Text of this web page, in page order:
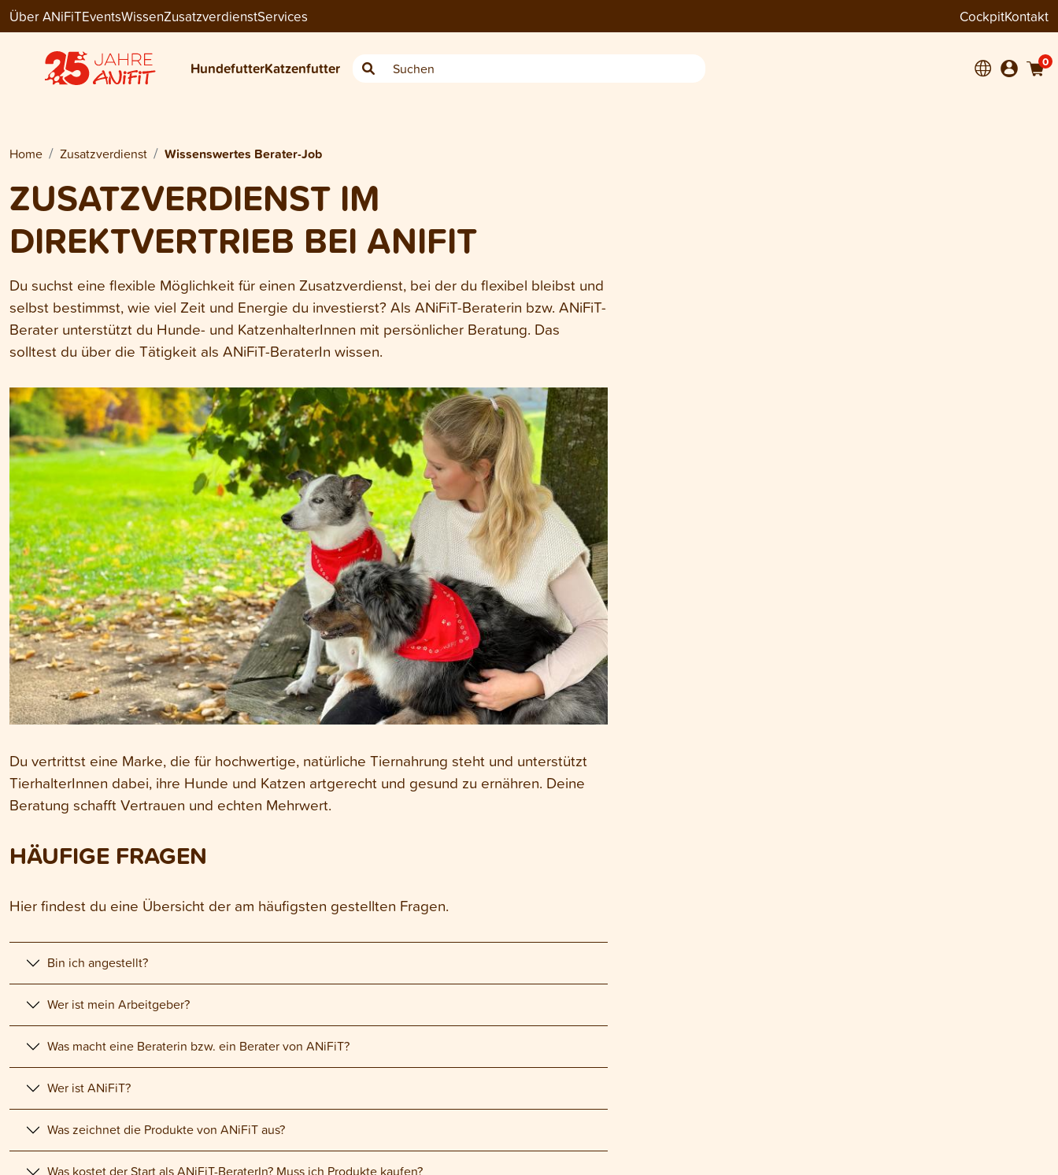
Über ANiFiTEventsWissenZusatzverdienstServices CockpitKontakt
HundefutterKatzenfutter 0
Home Zusatzverdienst Wissenswertes Berater-Job
ZUSATZVERDIENST IM
DIREKTVERTRIEB BEI ANIFIT
Du suchst eine flexible Möglichkeit für einen Zusatzverdienst, bei der du flexibel bleibst und
selbst bestimmst, wie viel Zeit und Energie du investierst? Als ANiFiT-Beraterin bzw. ANiFiT-
Berater unterstützt du Hunde- und KatzenhalterInnen mit persönlicher Beratung. Das
solltest du über die Tätigkeit als ANiFiT-BeraterIn wissen.
Du vertrittst eine Marke, die für hochwertige, natürliche Tiernahrung steht und unterstützt
TierhalterInnen dabei, ihre Hunde und Katzen artgerecht und gesund zu ernähren. Deine
Beratung schafft Vertrauen und echten Mehrwert.
HÄUFIGE FRAGEN
Hier findest du eine Übersicht der am häufigsten gestellten Fragen.
Bin ich angestellt?
Wer ist mein Arbeitgeber?
Was macht eine Beraterin bzw. ein Berater von ANiFiT?
Wer ist ANiFiT?
Was zeichnet die Produkte von ANiFiT aus?
Was kostet der Start als ANiFiT-BeraterIn? Muss ich Produkte kaufen?